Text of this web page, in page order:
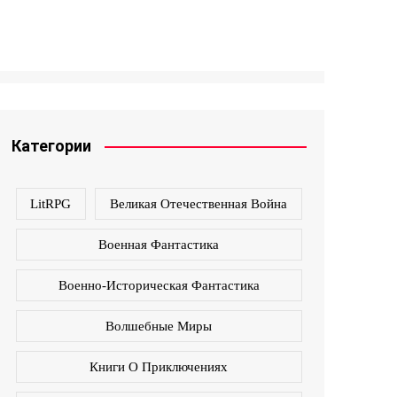
Категории
LitRPG Великая Отечественная Война
Военная Фантастика
Военно-Историческая Фантастика
Волшебные Миры
Книги О Приключениях